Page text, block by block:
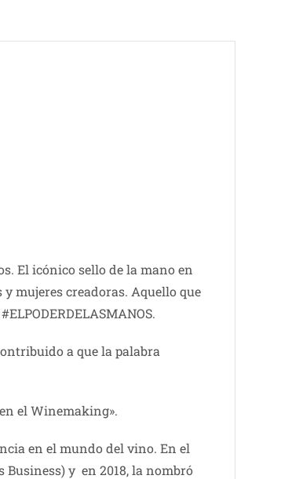
El icónico sello de la mano en
mujeres creadoras. Aquello que
a que la palabra
el Winemaking».
en el mundo del vino. En el
Business) y en 2018, la nombró